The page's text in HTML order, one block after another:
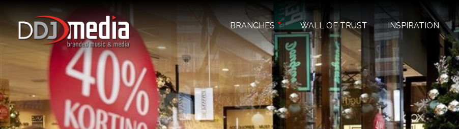
BRANCHES WALL OF TRUST INSPIRATION